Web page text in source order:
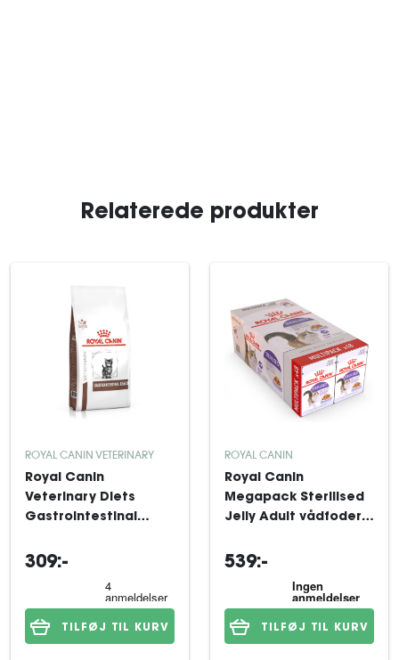
Relaterede produkter
ROYAL CANIN VETERINARY
Royal Canin
Veterinary Diets
Gastrointestinal
2 kg
309:-
TILFØJ TIL KURV
ROYAL CANIN
Royal Canin
Megapack Sterilised
Jelly Adult vådfoder
539:-
TILFØJ TIL KURV